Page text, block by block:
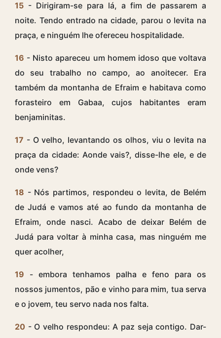
15 - Dirigiram-se para lá, a fim de passarem a
noite. Tendo entrado na cidade, parou o levita na
praça, e ninguém lhe ofereceu hospitalidade.
16 - Nisto apareceu um homem idoso que voltava
do seu trabalho no campo, ao anoitecer. Era
também da montanha de Efraim e habitava como
forasteiro em Gabaa, cujos habitantes eram
benjaminitas.
17 - O velho, levantando os olhos, viu o levita na
praça da cidade: Aonde vais?, disse-lhe ele, e de
onde vens?
18 - Nós partimos, respondeu o levita, de Belém
de Judá e vamos até ao fundo da montanha de
Efraim, onde nasci. Acabo de deixar Belém de
Judá para voltar à minha casa, mas ninguém me
quer acolher,
19 - embora tenhamos palha e feno para os
nossos jumentos, pão e vinho para mim, tua serva
e o jovem, teu servo nada nos falta.
20 - O velho respondeu: A paz seja contigo. Dar-